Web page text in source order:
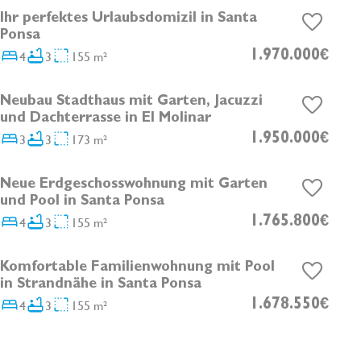
DEVELOPMENT
Ihr perfektes Urlaubsdomizil in Santa
Ponsa
4 3 155 m² 1.970.000€
DEVELOPMENT
Neubau Stadthaus mit Garten, Jacuzzi
und Dachterrasse in El Molinar
3 3 173 m² 1.950.000€
DEVELOPMENT
Neue Erdgeschosswohnung mit Garten
und Pool in Santa Ponsa
4 3 155 m² 1.765.800€
DEVELOPMENT
Komfortable Familienwohnung mit Pool
in Strandnähe in Santa Ponsa
4 3 155 m² 1.678.550€